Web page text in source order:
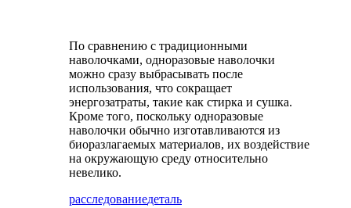
По сравнению с традиционными
наволочками, одноразовые наволочки
можно сразу выбрасывать после
использования, что сокращает
энергозатраты, такие как стирка и сушка.
Кроме того, поскольку одноразовые
наволочки обычно изготавливаются из
биоразлагаемых материалов, их воздействие
на окружающую среду относительно
невелико.
расследованиедеталь